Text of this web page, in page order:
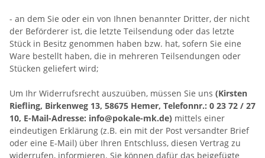
- an dem Sie oder ein von Ihnen benannter Dritter, der nicht
der Beförderer ist, die letzte Teilsendung oder das letzte
Stück in Besitz genommen haben bzw. hat, sofern Sie eine
Ware bestellt haben, die in mehreren Teilsendungen oder
Stücken geliefert wird;
Um Ihr Widerrufsrecht auszuüben, müssen Sie uns (Kirsten
Riefling, Birkenweg 13, 58675 Hemer, Telefonnr.: 0 23 72 / 27
10, E-Mail-Adresse: info@pokale-mk.de) mittels einer
eindeutigen Erklärung (z.B. ein mit der Post versandter Brief
oder eine E-Mail) über Ihren Entschluss, diesen Vertrag zu
widerrufen, informieren. Sie können dafür das beigefügte